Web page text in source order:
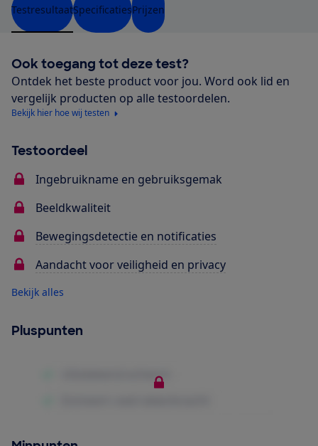
TestresultaatSpecificatiesPrijzen
Ook toegang tot deze test?
Ontdek het beste product voor jou. Word ook lid en
vergelijk producten op alle testoordelen.
Bekijk hier hoe wij testen
Testoordeel
Ingebruikname en gebruiksgemak
Beeldkwaliteit
Bewegingsdetectie en notificaties
Aandacht voor veiligheid en privacy
Bekijk alles
Pluspunten